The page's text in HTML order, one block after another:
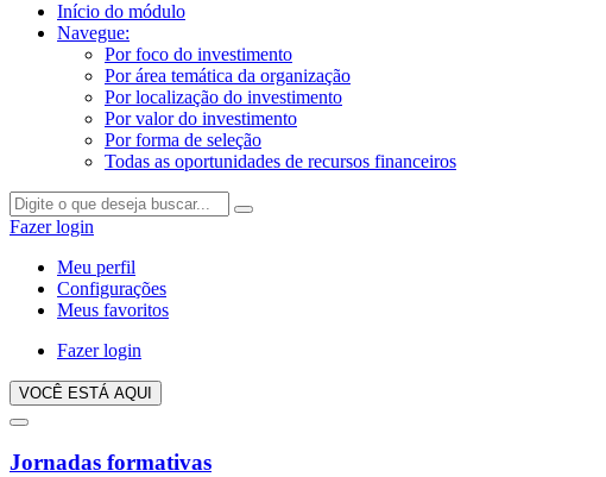
Início do módulo
Navegue:
Por foco do investimento
Por área temática da organização
Por localização do investimento
Por valor do investimento
Por forma de seleção
Todas as oportunidades de recursos financeiros
Fazer login
Meu perfil
Configurações
Meus favoritos
Fazer login
VOCÊ ESTÁ AQUI
Jornadas formativas